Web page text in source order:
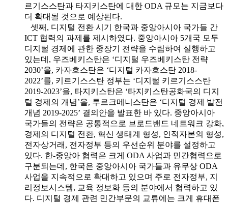
르기스스탄과 타지키스탄에 대한 ODA 규모는 지금보다
더 확대될 것으로 예상된다.
셋째, 디지털 전환 시기 한국과 중앙아시아 국가들 간
ICT 협력의 과제를 제시하였다. 중앙아시아 5개국 모두
디지털 경제에 관한 중장기 전략을 수립하여 실행하고
있는데, 우즈베키스탄은 ‘디지털 우즈베키스탄 전략
2030’을, 카자흐스탄은 ‘디지털 카자흐스탄 2018-
2022’를, 키르기스스탄 정부는 ‘디지털 키르기스스탄
2019-2023’을, 타지키스탄은 ‘타지키스탄공화국의 디지
털 경제의 개념’을, 투르크메니스탄은 ‘디지털 경제 발전
개념 2019-2025’ 결의안을 발표한 바 있다. 중앙아시아
국가들의 전략은 공통적으로 브로드밴드 네트워크 강화,
경제의 디지털 전환, 혁신 생태계 형성, 인적자본의 형성,
전자상거래, 전자정부 등의 우선순위 분야를 설정하고
있다. 한-중앙아 협력은 크게 ODA 사업과 민간협력으로
구분되는데, 한국은 중앙아시아 국가들과 유무상 ODA
사업을 지속적으로 확대하고 있으며 주로 전자정부, 지
리정보시스템, 교육 정보화 등의 분야에서 협력하고 있
다. 디지털 경제 관련 민간부문의 교류에는 크게 휴대폰